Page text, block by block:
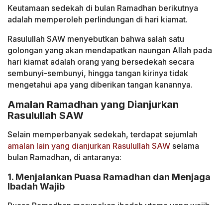
Keutamaan sedekah di bulan Ramadhan berikutnya
adalah memperoleh perlindungan di hari kiamat.
Rasulullah SAW menyebutkan bahwa salah satu
golongan yang akan mendapatkan naungan Allah pada
hari kiamat adalah orang yang bersedekah secara
sembunyi-sembunyi, hingga tangan kirinya tidak
mengetahui apa yang diberikan tangan kanannya.
Amalan Ramadhan yang Dianjurkan
Rasulullah SAW
Selain memperbanyak sedekah, terdapat sejumlah
amalan lain yang dianjurkan Rasulullah SAW selama
bulan Ramadhan, di antaranya:
1. Menjalankan Puasa Ramadhan dan Menjaga
Ibadah Wajib